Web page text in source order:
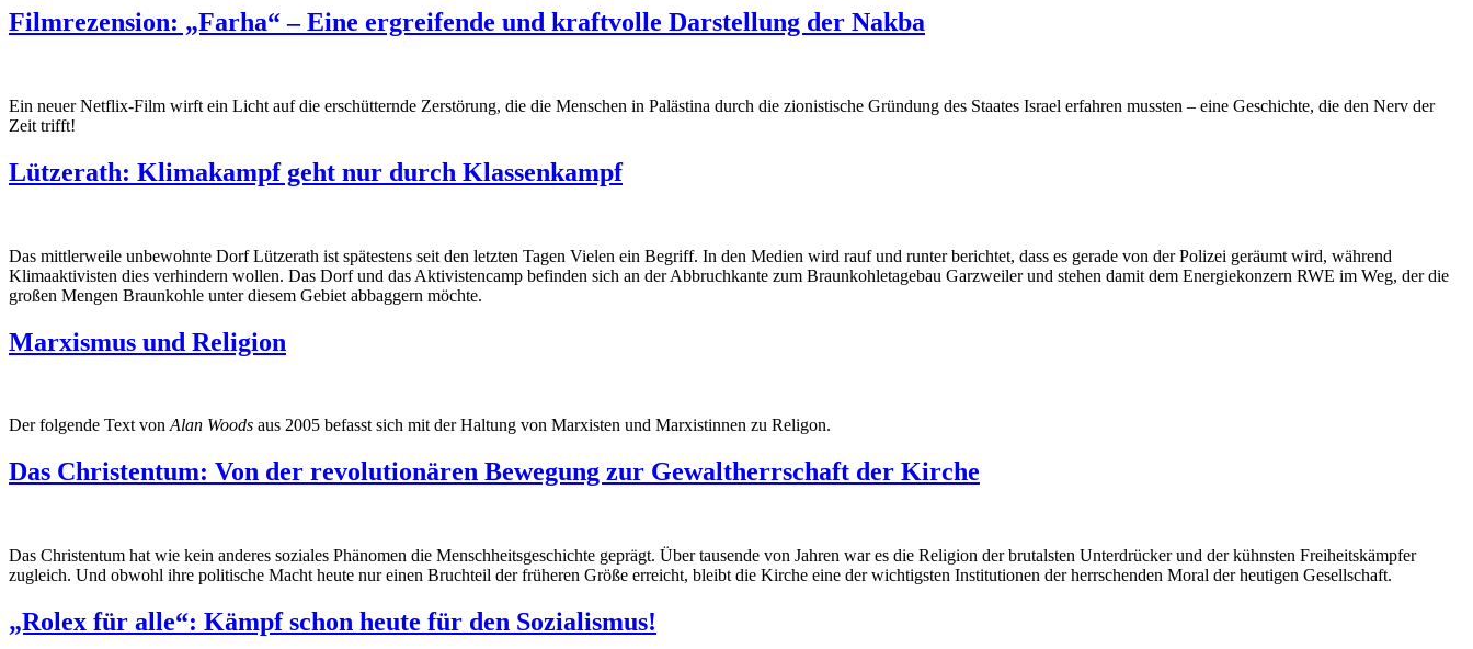
Filmrezension: „Farha“ – Eine ergreifende und kraftvolle Darstellung der Nakba
Ein neuer Netflix-Film wirft ein Licht auf die erschütternde Zerstörung, die die Menschen in Palästina durch die zionistische Gründung des Staates Israel erfahren mussten – eine Geschichte, die den Nerv der
Zeit trifft!
Lützerath: Klimakampf geht nur durch Klassenkampf
Das mittlerweile unbewohnte Dorf Lützerath ist spätestens seit den letzten Tagen Vielen ein Begriff. In den Medien wird rauf und runter berichtet, dass es gerade von der Polizei geräumt wird, während
Klimaaktivisten dies verhindern wollen. Das Dorf und das Aktivistencamp befinden sich an der Abbruchkante zum Braunkohletagebau Garzweiler und stehen damit dem Energiekonzern RWE im Weg, der die
großen Mengen Braunkohle unter diesem Gebiet abbaggern möchte.
Marxismus und Religion
Der folgende Text vonAlan Woods aus 2005 befasst sich mit der Haltung von Marxisten und Marxistinnen zu Religon.
Das Christentum: Von der revolutionären Bewegung zur Gewaltherrschaft der Kirche
Das Christentum hat wie kein anderes soziales Phänomen die Menschheitsgeschichte geprägt. Über tausende von Jahren war es die Religion der brutalsten Unterdrücker und der kühnsten Freiheitskämpfer
zugleich. Und obwohl ihre politische Macht heute nur einen Bruchteil der früheren Größe erreicht, bleibt die Kirche eine der wichtigsten Institutionen der herrschenden Moral der heutigen Gesellschaft.
„Rolex für alle“: Kämpf schon heute für den Sozialismus!